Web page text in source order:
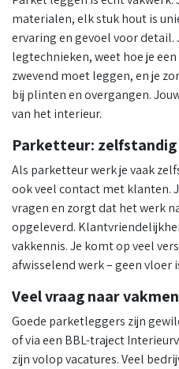
materialen, elk stuk hout is
ervaring en gevoel voor detail.
legtechnieken, weet hoe je
zwevend moet leggen, en je
bij plinten en overgangen.
van het interieur.
Parketteur: zelfstandig
Als parketteur werk je vaak
ook veel contact met klanten.
vragen en zorgt dat het werk
opgeleverd.
vakkennis. Je komt op veel
afwisselend werk – geen vloer
Veel vraag naar
Goede parketleggers zijn
of via een BBL-traject
zijn volop vacatures. Veel